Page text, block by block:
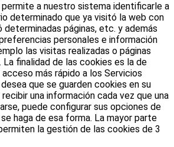
permite a nuestro sistema identificarle a
determinado que ya visitó la web con
determinadas páginas, etc. y además
personales e información
las visitas realizadas o páginas
finalidad de las cookies es la de
más rápido a los Servicios
que se guarden cookies en su
una información cada vez que una
puede configurar sus opciones de
haga de esa forma. La mayor parte
la gestión de las cookies de 3